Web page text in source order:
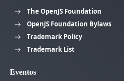
The OpenJS Foundation
OpenJS Foundation Bylaws
Trademark Policy
Trademark List
Eventos